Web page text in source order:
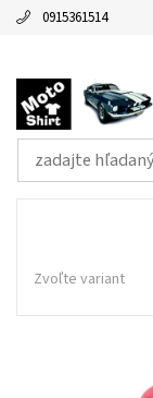
0915361514
Zvoľte variant